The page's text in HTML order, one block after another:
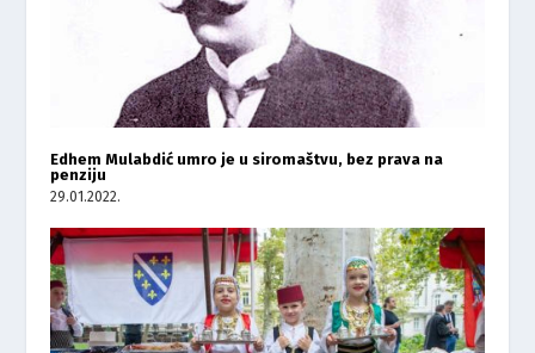
Edhem Mulabdić umro je u siromaštvu, bez prava na
penziju
29.01.2022.